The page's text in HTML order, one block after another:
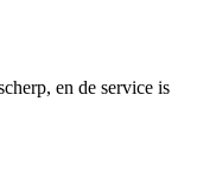
en de service is